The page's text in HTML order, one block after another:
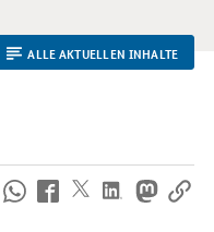
ALLE AKTUELLEN INHALTE